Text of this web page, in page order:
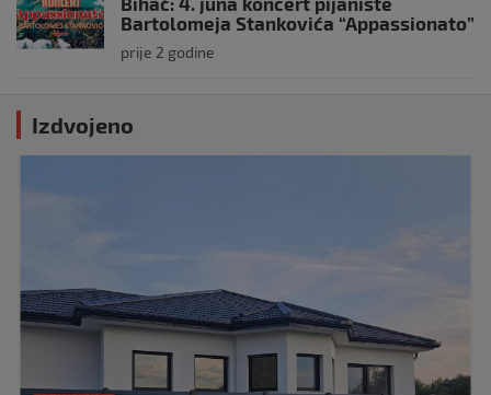
Bartolomeja Stankovića “Appassionato”
prije 2 godine
Izdvojeno